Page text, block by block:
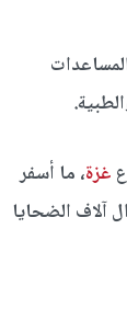
غزة، ما أسفر
78108 آخرين، فيما لا يزال آلاف الضحايا